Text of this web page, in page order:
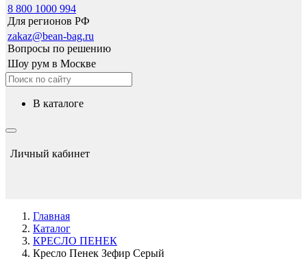
8 800 1000 994
Для регионов РФ
zakaz@bean-bag.ru
Вопросы по решению
Шоу рум в Москве
в каталоге
Личный кабинет
Главная
Каталог
КРЕСЛО ПЕНЕК
Кресло Пенек Зефир Серый